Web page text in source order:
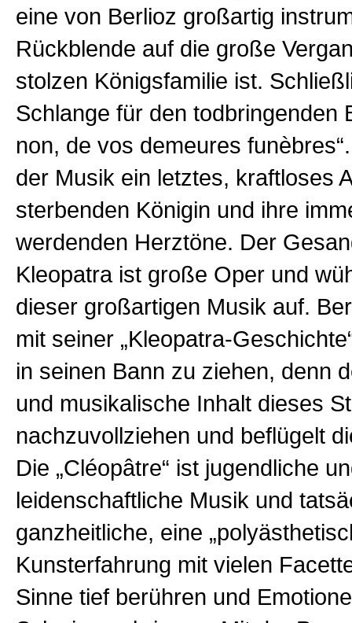
eine von Berlioz großartig
Rückblende auf die große
stolzen Königsfamilie ist.
Schlange für den todbringenden
non, de vos demeures
der Musik ein letztes, kraftloses
sterbenden Königin und ihre
werdenden Herztöne. Der
Kleopatra ist große Oper und
dieser großartigen Musik auf.
mit seiner „Kleopatra-
in seinen Bann zu ziehen, denn
und musikalische Inhalt dieses
nachzuvollziehen und beflügelt
Die „Cléopâtre“ ist jugendliche
leidenschaftliche Musik und
ganzheitliche, eine
Kunsterfahrung mit vielen
Sinne tief berühren und